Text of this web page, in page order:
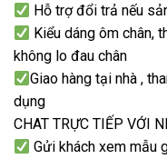
Hỗ trợ đổi trả nếu
Kiểu dáng ôm chân,
không lo đau chân
Giao hàng tại nhà ,
dụng
CHAT TRỰC TIẾP VỚI
Gửi khách xem mẫu